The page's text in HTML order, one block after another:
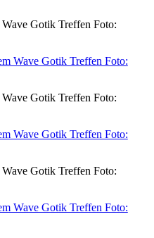
Gotik Treffen Foto:
Gotik Treffen Foto:
Gotik Treffen Foto: